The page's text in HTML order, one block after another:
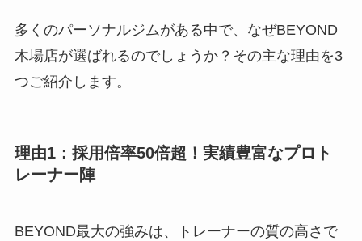
多くのパーソナルジムがある中で、なぜBEYOND
木場店が選ばれるのでしょうか？その主な理由を3
つご紹介します。
理由1：採用倍率50倍超！実績豊富なプロト
レーナー陣
BEYOND最大の強みは、トレーナーの質の高さで